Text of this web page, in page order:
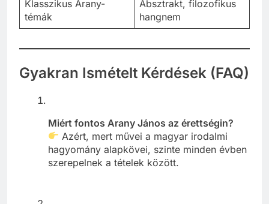
Klasszikus Arany-
témák
Absztrakt, filozofikus
hangnem
Gyakran Ismételt Kérdések (FAQ)
Miért fontos Arany János az érettségin?
Azért, mert művei a magyar irodalmi
hagyomány alapkövei, szinte minden évben
szerepelnek a tételek között.